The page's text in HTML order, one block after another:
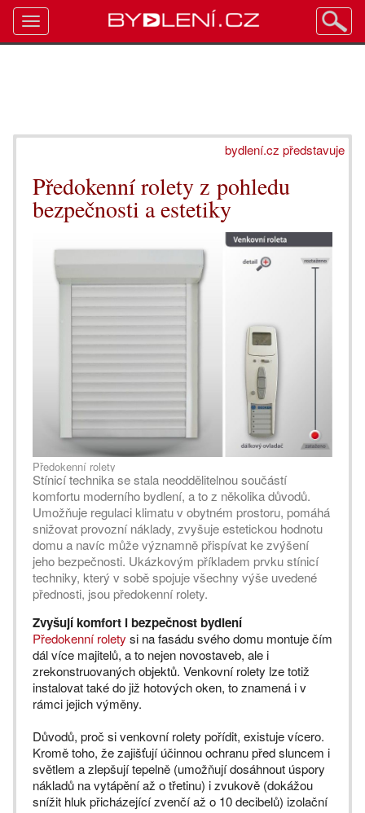
bydlení.cz představuje
Předokenní rolety z pohledu
bezpečnosti a estetiky
Předokenní rolety
Stínicí technika se stala neoddělitelnou součástí
komfortu moderního bydlení, a to z několika důvodů.
Umožňuje regulaci klimatu v obytném prostoru, pomáhá
snižovat provozní náklady, zvyšuje estetickou hodnotu
domu a navíc může významně přispívat ke zvýšení
jeho bezpečnosti. Ukázkovým příkladem prvku stínicí
techniky, který v sobě spojuje všechny výše uvedené
přednosti, jsou předokenní rolety.
Zvyšují komfort i bezpečnost bydlení
Předokenní rolety si na fasádu svého domu montuje čím
dál více majitelů, a to nejen novostaveb, ale i
zrekonstruovaných objektů. Venkovní rolety lze totiž
instalovat také do již hotových oken, to znamená i v
rámci jejich výměny.
Důvodů, proč si venkovní rolety pořídit, existuje vícero.
Kromě toho, že zajišťují účinnou ochranu před sluncem i
světlem a zlepšují tepelně (umožňují dosáhnout úspory
nákladů na vytápění až o třetinu) i zvukově (dokážou
snížit hluk přicházející zvenčí až o 10 decibelů) izolační
Toggle
navigation